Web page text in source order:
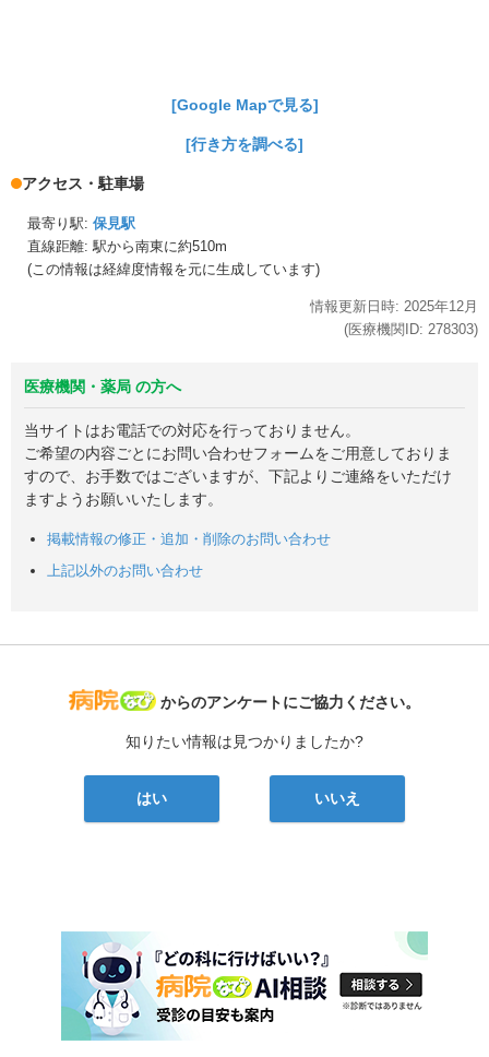
[Google Mapで見る]
[行き方を調べる]
アクセス・駐車場
最寄り駅: 保見駅
直線距離: 駅から南東に約510m
(この情報は経緯度情報を元に生成しています)
情報更新日時: 2025年12月
(医療機関ID: 278303)
医療機関・薬局 の方へ
当サイトはお電話での対応を行っておりません。
ご希望の内容ごとにお問い合わせフォームをご用意しておりま
すので、お手数ではございますが、下記よりご連絡をいただけ
ますようお願いいたします。
掲載情報の修正・追加・削除のお問い合わせ
上記以外のお問い合わせ
病院なび
からのアンケートにご協力ください。
知りたい情報は見つかりましたか?
はい いいえ